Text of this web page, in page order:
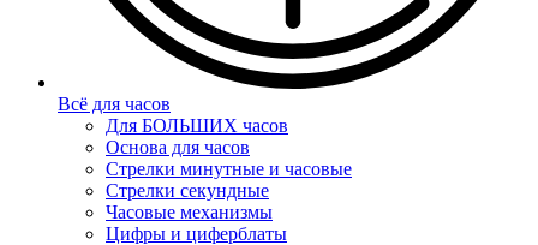
Всё для часов
Для БОЛЬШИХ часов
Основа для часов
Стрелки минутные и часовые
Стрелки секундные
Часовые механизмы
Цифры и циферблаты